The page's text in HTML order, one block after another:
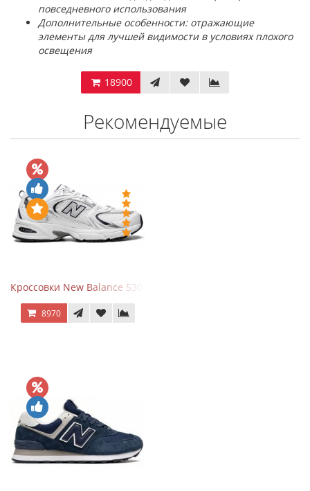
повседневного использования
Дополнительные особенности: отражающие
элементы для лучшей видимости в условиях плохого
освещения
18900
Рекомендуемые
Кроссовки New Balance 530 White Silver Navy
8970